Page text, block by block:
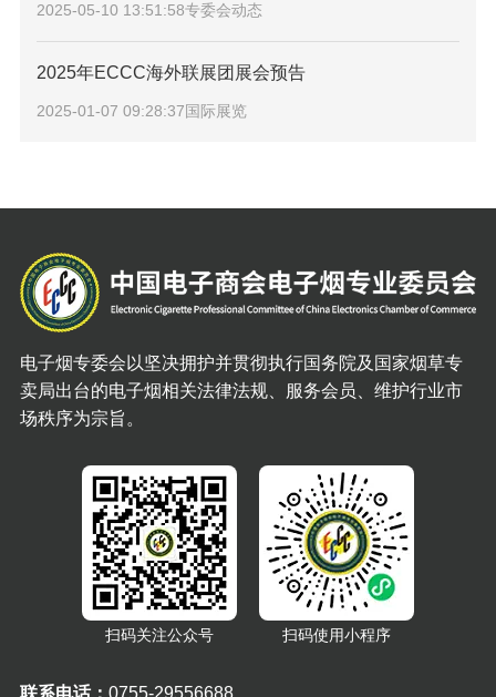
2025-05-10 13:51:58专委会动态
2025年ECCC海外联展团展会预告
2025-01-07 09:28:37国际展览
电子烟专委会以坚决拥护并贯彻执行国务院及国家烟草专
卖局出台的电子烟相关法律法规、服务会员、维护行业市
场秩序为宗旨。
扫码关注公众号 扫码使用小程序